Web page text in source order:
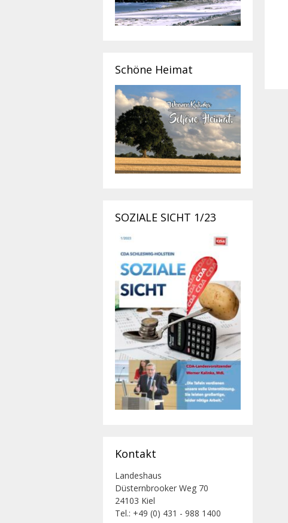
Schöne Heimat
SOZIALE SICHT 1/23
Kontakt
Landeshaus
Düsternbrooker Weg 70
24103 Kiel
Tel.: +49 (0) 431 - 988 1400